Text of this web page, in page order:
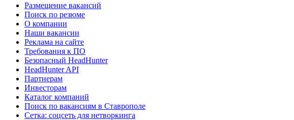
Размещение вакансий
Поиск по резюме
О компании
Наши вакансии
Реклама на сайте
Требования к ПО
Безопасный HeadHunter
HeadHunter API
Партнерам
Инвесторам
Каталог компаний
Поиск по вакансиям в Ставрополе
Сетка: соцсеть для нетворкинга